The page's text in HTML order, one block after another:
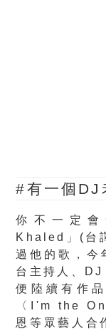
#有一個DJ
你不一定
Khaled」(台
過他的歌，今
台主持人、
便陸續有作
〈I'm the
恩等眾藝人合